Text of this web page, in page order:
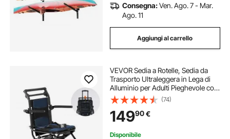
Consegna:Ven. Ago. 7 - Mar.
Ago. 11
Aggiungi al carrello
VEVOR Sedia a Rotelle, Sedia da
Trasporto Ultraleggera in Lega di
Alluminio per Adulti Pieghevole con
Braccioli Ribaltabili Quanto
Scrivania, Freno Autobloccante,
Sedile Capacità di Peso di 100 kg
(74)
14990€
Disponibile